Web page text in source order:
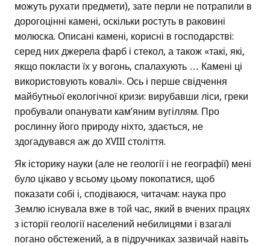
можуть рухати предмети), зате перли не потрапили в
дорогоцінні камені, оскільки ростуть в раковині
молюска. Описані камені, корисні в господарстві:
серед них джерела фарб і стекол, а також «такі, які,
якщо покласти їх у вогонь, спалахують … Камені ці
використовують ковалі». Ось і перше свідчення
майбутньої екологічної кризи: вирубавши ліси, греки
пробували опанувати кам’яним вугіллям. Про
рослинну його природу ніхто, здається, не
здогадувався аж до XVIII століття.
Як історику науки (але не геології і не географії) мені
було цікаво у всьому цьому покопатися, щоб
показати собі і, сподіваюся, читачам: наука про
Землю існувала вже в той час, який в вчених працях
з історії геології населений небилицями і взагалі
погано обстежений, а в підручниках зазвичай навіть